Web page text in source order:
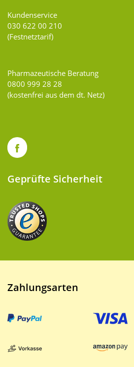
Kundenservice
030 622 00 210
(Festnetztarif)
Pharmazeutische Beratung
0800 999 28 28
(kostenfrei aus dem dt. Netz)
Geprüfte Sicherheit
Zahlungsarten